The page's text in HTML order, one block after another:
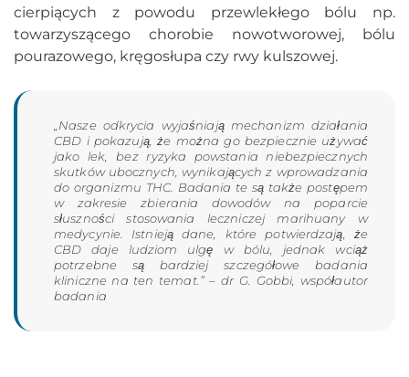
cierpiących z powodu przewlekłego bólu np.
towarzyszącego chorobie nowotworowej, bólu
pourazowego, kręgosłupa czy rwy kulszowej.
„Nasze odkrycia wyjaśniają mechanizm działania
CBD i pokazują, że można go bezpiecznie używać
jako lek, bez ryzyka powstania niebezpiecznych
skutków ubocznych, wynikających z wprowadzania
do organizmu THC. Badania te są także postępem
w zakresie zbierania dowodów na poparcie
słuszności stosowania leczniczej marihuany w
medycynie. Istnieją dane, które potwierdzają, że
CBD daje ludziom ulgę w bólu, jednak wciąż
potrzebne są bardziej szczegółowe badania
kliniczne na ten temat.” – dr G. Gobbi, współautor
badania